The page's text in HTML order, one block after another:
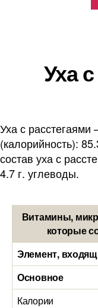
Уха
Уха с расстегаями
(калорийность):
состав уха с
4.7 г. углеводы.
Витамины,
которые
Элемент,
Основное
Калории